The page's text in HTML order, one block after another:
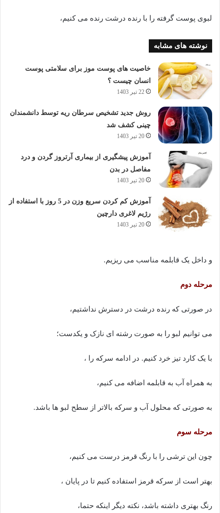
لبوی پوست گرفته را با رنده درشت رنده می کنیم،
نوشته های مشابه
خاصیت های پوست موز برای سلامتی پوست
انسان چیست ؟
22 تیر 1403
روش جدید تشخیص سرطان ریه توسط دانشمندان
چینی کشف شد
20 تیر 1403
آموزش پیشگیری از بیماری آرتروز گردن و درد
مفاصل در بدن
20 تیر 1403
آموزش کم کردن سریع وزن در 5 روز با استفاده از
رژیم لاغری دارچین
20 تیر 1403
و داخل یک قابلمه مناسب می ریزیم.
مرحله دوم
در صورتی که رنده درشت در دسترش نداشتیم،
می توانیم لبو را به صورت رشته ای نازک و یکدست؛
با یک کارد تیز خرد کنیم. در ادامه سرکه را ،
به همراه آب به قابلمه اضافه می کنیم،
به صورتی که محلول آب و سرکه بالاتر از سطح لبو ها باشد.
مرحله سوم
چون این ترشی را با رنگ قرمز درست می کنیم،
بهتر است از سرکه قرمز استفاده کنیم تا در پایان ،
رنگ بهتری داشته باشد، نکته دیگر اینکه حتما،